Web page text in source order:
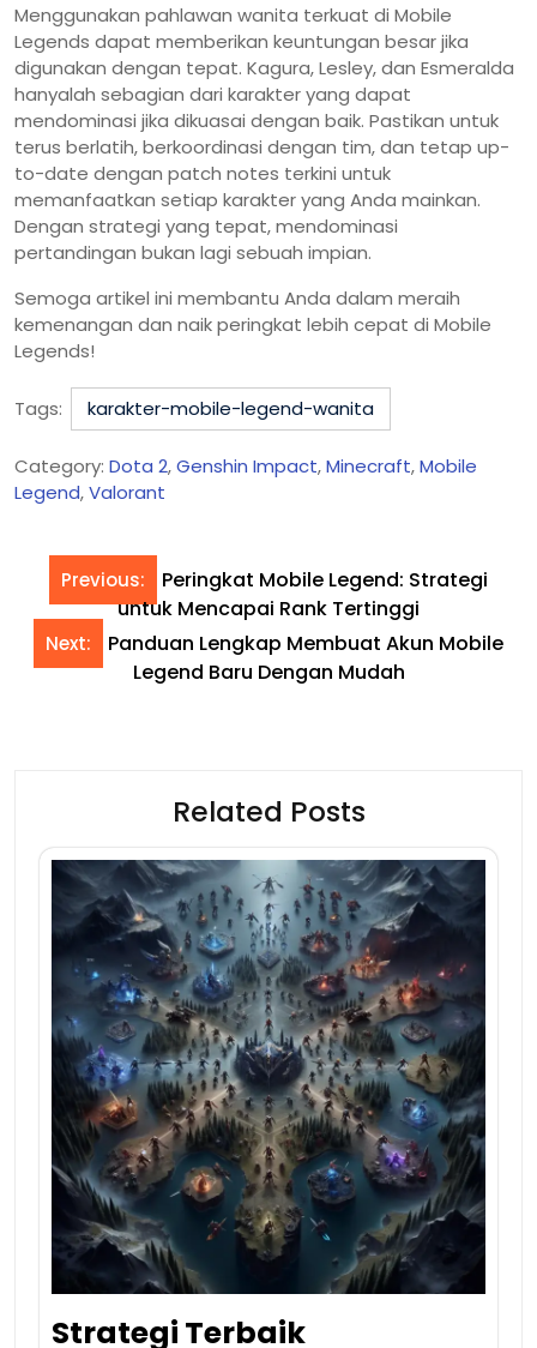
Menggunakan pahlawan wanita terkuat di Mobile
Legends dapat memberikan keuntungan besar jika
digunakan dengan tepat. Kagura, Lesley, dan Esmeralda
hanyalah sebagian dari karakter yang dapat
mendominasi jika dikuasai dengan baik. Pastikan untuk
terus berlatih, berkoordinasi dengan tim, dan tetap up-
to-date dengan patch notes terkini untuk
memanfaatkan setiap karakter yang Anda mainkan.
Dengan strategi yang tepat, mendominasi
pertandingan bukan lagi sebuah impian.
Semoga artikel ini membantu Anda dalam meraih
kemenangan dan naik peringkat lebih cepat di Mobile
Legends!
Tags: karakter-mobile-legend-wanita
Category: Dota 2,Genshin Impact,Minecraft,Mobile
Legend,Valorant
Previous:
Peringkat Mobile Legend: Strategi
untuk Mencapai Rank Tertinggi
Next:
Panduan Lengkap Membuat Akun Mobile
Legend Baru Dengan Mudah
Related Posts
Strategi Terbaik